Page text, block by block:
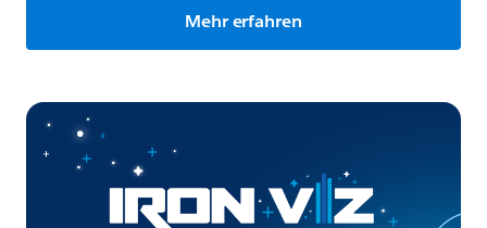
Mehr erfahren